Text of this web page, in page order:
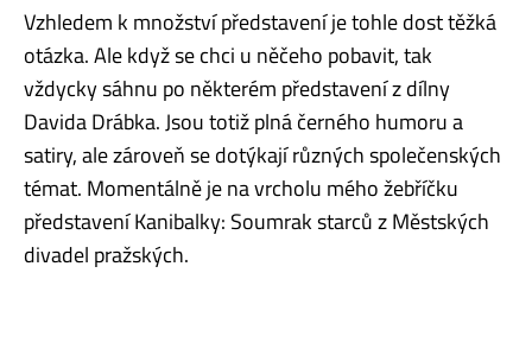
Vzhledem k množství představení je tohle dost těžká
otázka. Ale když se chci u něčeho pobavit, tak
vždycky sáhnu po některém představení z dílny
Davida Drábka. Jsou totiž plná černého humoru a
satiry, ale zároveň se dotýkají různých společenských
témat. Momentálně je na vrcholu mého žebříčku
představení Kanibalky: Soumrak starců z Městských
divadel pražských.